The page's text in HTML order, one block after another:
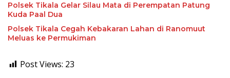
Polsek Tikala Gelar Silau Mata di Perempatan Patung
Kuda Paal Dua
Polsek Tikala Cegah Kebakaran Lahan di Ranomuut
Meluas ke Permukiman
Post Views: 23